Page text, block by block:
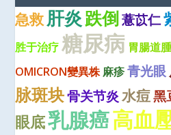
急救肝炎跌倒薏苡仁
胜于治疗 糖尿病 胃腸道
OMICRON變異株 麻疹青光眼
脉斑块骨关节炎 水痘黑
眼底乳腺癌高血